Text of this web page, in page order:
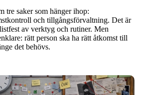
tre saker som hänger ihop:
och tillgångsförvaltning. Det är
av verktyg och rutiner. Men
rätt person ska ha rätt åtkomst till
det behövs.